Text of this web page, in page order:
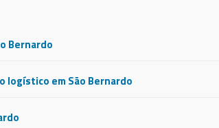
Bernardo
logístico em São Bernardo